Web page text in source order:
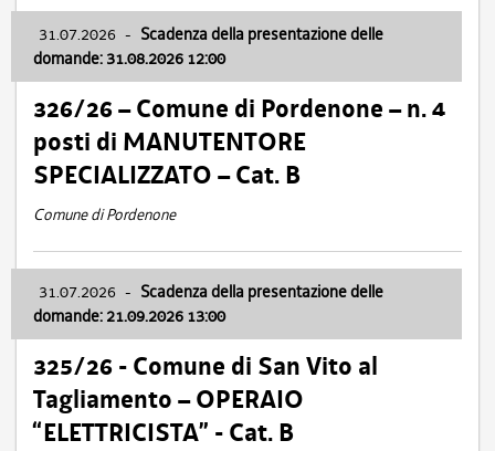
31.07.2026 - Scadenza della presentazione delle
domande: 31.08.2026 12:00
326/26 – Comune di Pordenone – n. 4
posti di MANUTENTORE
SPECIALIZZATO – Cat. B
Comune di Pordenone
31.07.2026 - Scadenza della presentazione delle
domande: 21.09.2026 13:00
325/26 - Comune di San Vito al
Tagliamento – OPERAIO
“ELETTRICISTA” - Cat. B